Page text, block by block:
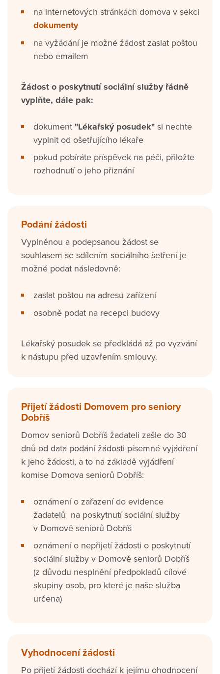
na internetových stránkách domova v sekci
dokumenty
na vyžádání je možné žádost zaslat poštou
nebo emailem
Žádost o poskytnutí sociální služby řádně
vyplňte, dále pak:
dokument "Lékařský posudek"si nechte
vyplnit od ošetřujícího lékaře
pokud pobíráte příspěvek na péči, přiložte
rozhodnutí o jeho přiznání
Podání žádosti
Vyplněnou a podepsanou žádost se
souhlasem se sdílením sociálního šetření je
možné podat následovně:
zaslat poštou na adresu zařízení
osobně podat na recepci budovy
Lékařský posudek se předkládá až po vyzvání
k nástupu před uzavřením smlouvy.
Přijetí žádosti Domovem pro seniory
Dobříš
Domov seniorů Dobříš žadateli zašle do 30
dnů od data podání žádosti písemné vyjádření
k jeho žádosti, a to na základě vyjádření
komise Domova seniorů Dobříš:​
oznámení o zařazení do evidence
žadatelů na poskytnutí sociální služby
v Domově seniorů Dobříš
oznámení o nepřijetí žádosti o poskytnutí
sociální služby v Domově seniorů Dobříš
(z důvodu nesplnění předpokladů cílové
skupiny osob, pro které je naše služba
určena)
Vyhodnocení žádosti
Po přijetí žádosti dochází k jejímu ohodnocení